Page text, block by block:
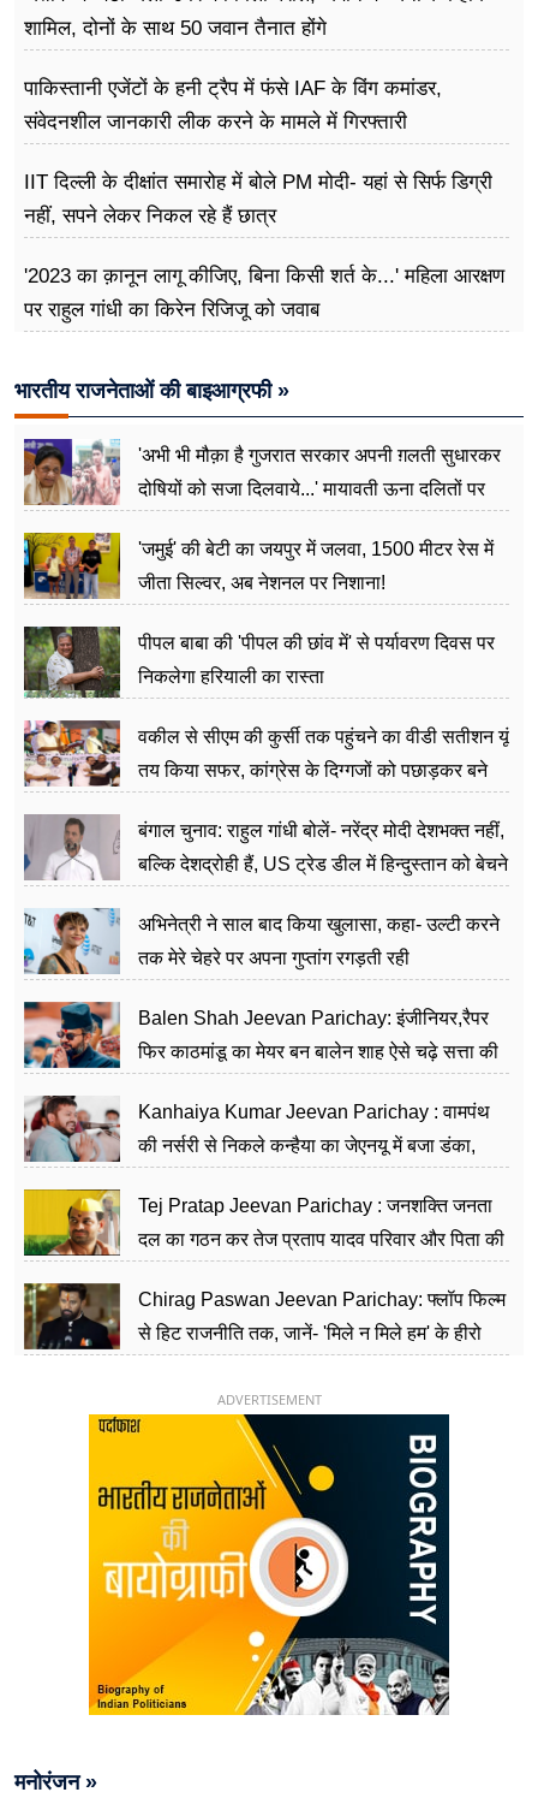
शामिल, दोनों के साथ 50 जवान तैनात होंगे
पाकिस्तानी एजेंटों के हनी ट्रैप में फंसे IAF के विंग कमांडर,
संवेदनशील जानकारी लीक करने के मामले में गिरफ्तारी
IIT दिल्ली के दीक्षांत समारोह में बोले PM मोदी- यहां से सिर्फ डिग्री
नहीं, सपने लेकर निकल रहे हैं छात्र
'2023 का क़ानून लागू कीजिए, बिना किसी शर्त के...' महिला आरक्षण
पर राहुल गांधी का किरेन रिजिजू को जवाब
भारतीय राजनेताओं की बाइआग्रफी »
'अभी भी मौक़ा है गुजरात सरकार अपनी ग़लती सुधारकर
दोषियों को सजा दिलवाये...' मायावती ऊना दलितों पर
'जमुई' की बेटी का जयपुर में जलवा, 1500 मीटर रेस में
जीता सिल्वर, अब नेशनल पर निशाना!
पीपल बाबा की 'पीपल की छांव में' से पर्यावरण दिवस पर
निकलेगा हरियाली का रास्ता
वकील से सीएम की कुर्सी तक पहुंचने का वीडी सतीशन यूं
तय किया सफर, कांग्रेस के दिग्गजों को पछाड़कर बने
बंगाल चुनाव: राहुल गांधी बोलें- नरेंद्र मोदी देशभक्त नहीं,
बल्कि देशद्रोही हैं, US ट्रेड डील में हिन्दुस्तान को बेचने
अभिनेत्री ने साल बाद किया खुलासा, कहा- उल्टी करने
तक मेरे चेहरे पर अपना गुप्तांग रगड़ती रही
Balen Shah Jeevan Parichay: इंजीनियर,रैपर
फिर काठमांडू का मेयर बन बालेन शाह ऐसे चढ़े सत्ता की
Kanhaiya Kumar Jeevan Parichay : वामपंथ
की नर्सरी से निकले कन्हैया का जेएनयू में बजा डंका,
Tej Pratap Jeevan Parichay : जनशक्ति जनता
दल का गठन कर तेज प्रताप यादव परिवार और पिता की
Chirag Paswan Jeevan Parichay: फ्लॉप फिल्म
से हिट राजनीति तक, जानें- 'मिले न मिले हम' के हीरो
ADVERTISEMENT
मनोरंजन »